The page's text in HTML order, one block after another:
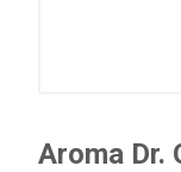
Aroma Dr.